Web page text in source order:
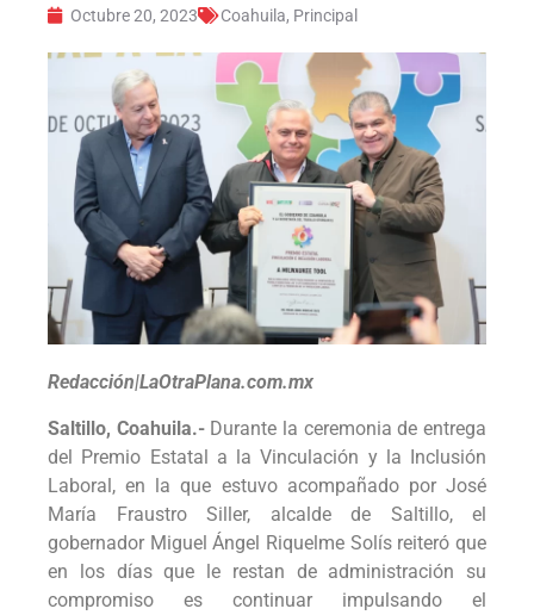
Octubre 20, 2023 Coahuila, Principal
Redacción|LaOtraPlana.com.mx
Saltillo, Coahuila.- Durante la ceremonia de entrega
del Premio Estatal a la Vinculación y la Inclusión
Laboral, en la que estuvo acompañado por José
María Fraustro Siller, alcalde de Saltillo, el
gobernador Miguel Ángel Riquelme Solís reiteró que
en los días que le restan de administración su
compromiso es continuar impulsando el